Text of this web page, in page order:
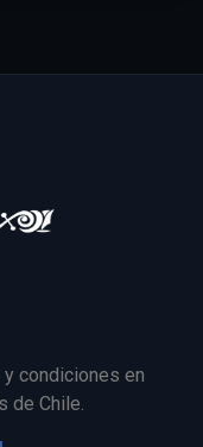
condiciones en
de Chile.